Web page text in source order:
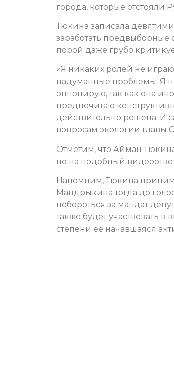
города, которые отстояли
Тюкина записала
заработать
порой даже грубо
«Я никаких ролей не
надуманные проблемы. Я
оппонирую, так как она
предпочитаю
действительно решена. И
вопросам экологии главы
Отметим, что Айман
но на подобный
Напомним, Тюкина
Мандрыкина тогда до
побороться за мандат
также будет участвовать в
степени её начавшаяся